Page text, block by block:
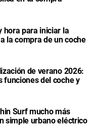
hora para iniciar la
la compra de un coche
de verano 2026:
funciones del coche y
Surf mucho más
simple urbano eléctrico